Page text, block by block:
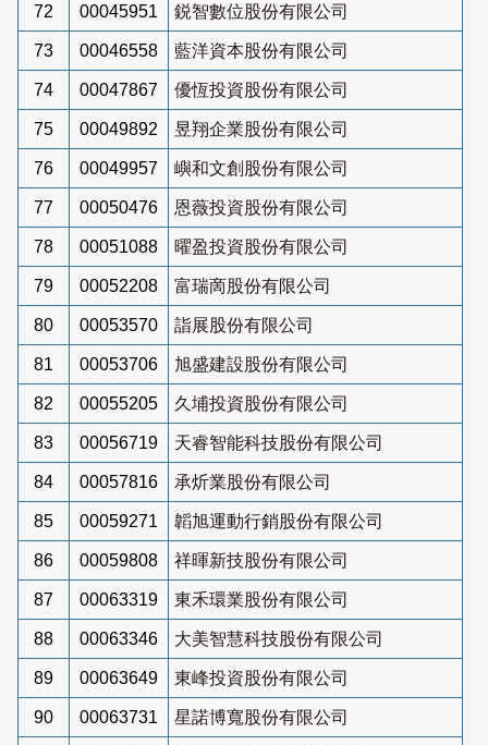
72 00045951 鋭智數位股份有限公司
73 00046558 藍洋資本股份有限公司
74 00047867 優恆投資股份有限公司
75 00049892 昱翔企業股份有限公司
76 00049957 嶼和文創股份有限公司
77 00050476 恩薇投資股份有限公司
78 00051088 曜盈投資股份有限公司
79 00052208 富瑞啇股份有限公司
80 00053570 詣展股份有限公司
81 00053706 旭盛建設股份有限公司
82 00055205 久埔投資股份有限公司
83 00056719 天睿智能科技股份有限公司
84 00057816 承炘業股份有限公司
85 00059271 韜旭運動行銷股份有限公司
86 00059808 祥暉新技股份有限公司
87 00063319 東禾環業股份有限公司
88 00063346 大美智慧科技股份有限公司
89 00063649 東峰投資股份有限公司
90 00063731 星諾博寬股份有限公司